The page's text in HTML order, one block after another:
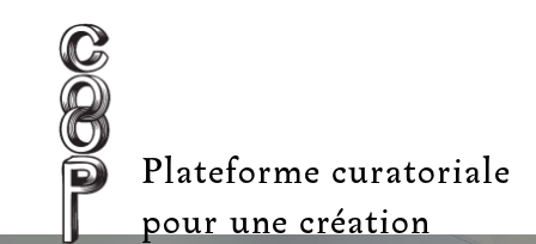
Plateforme curatoriale
pour une création